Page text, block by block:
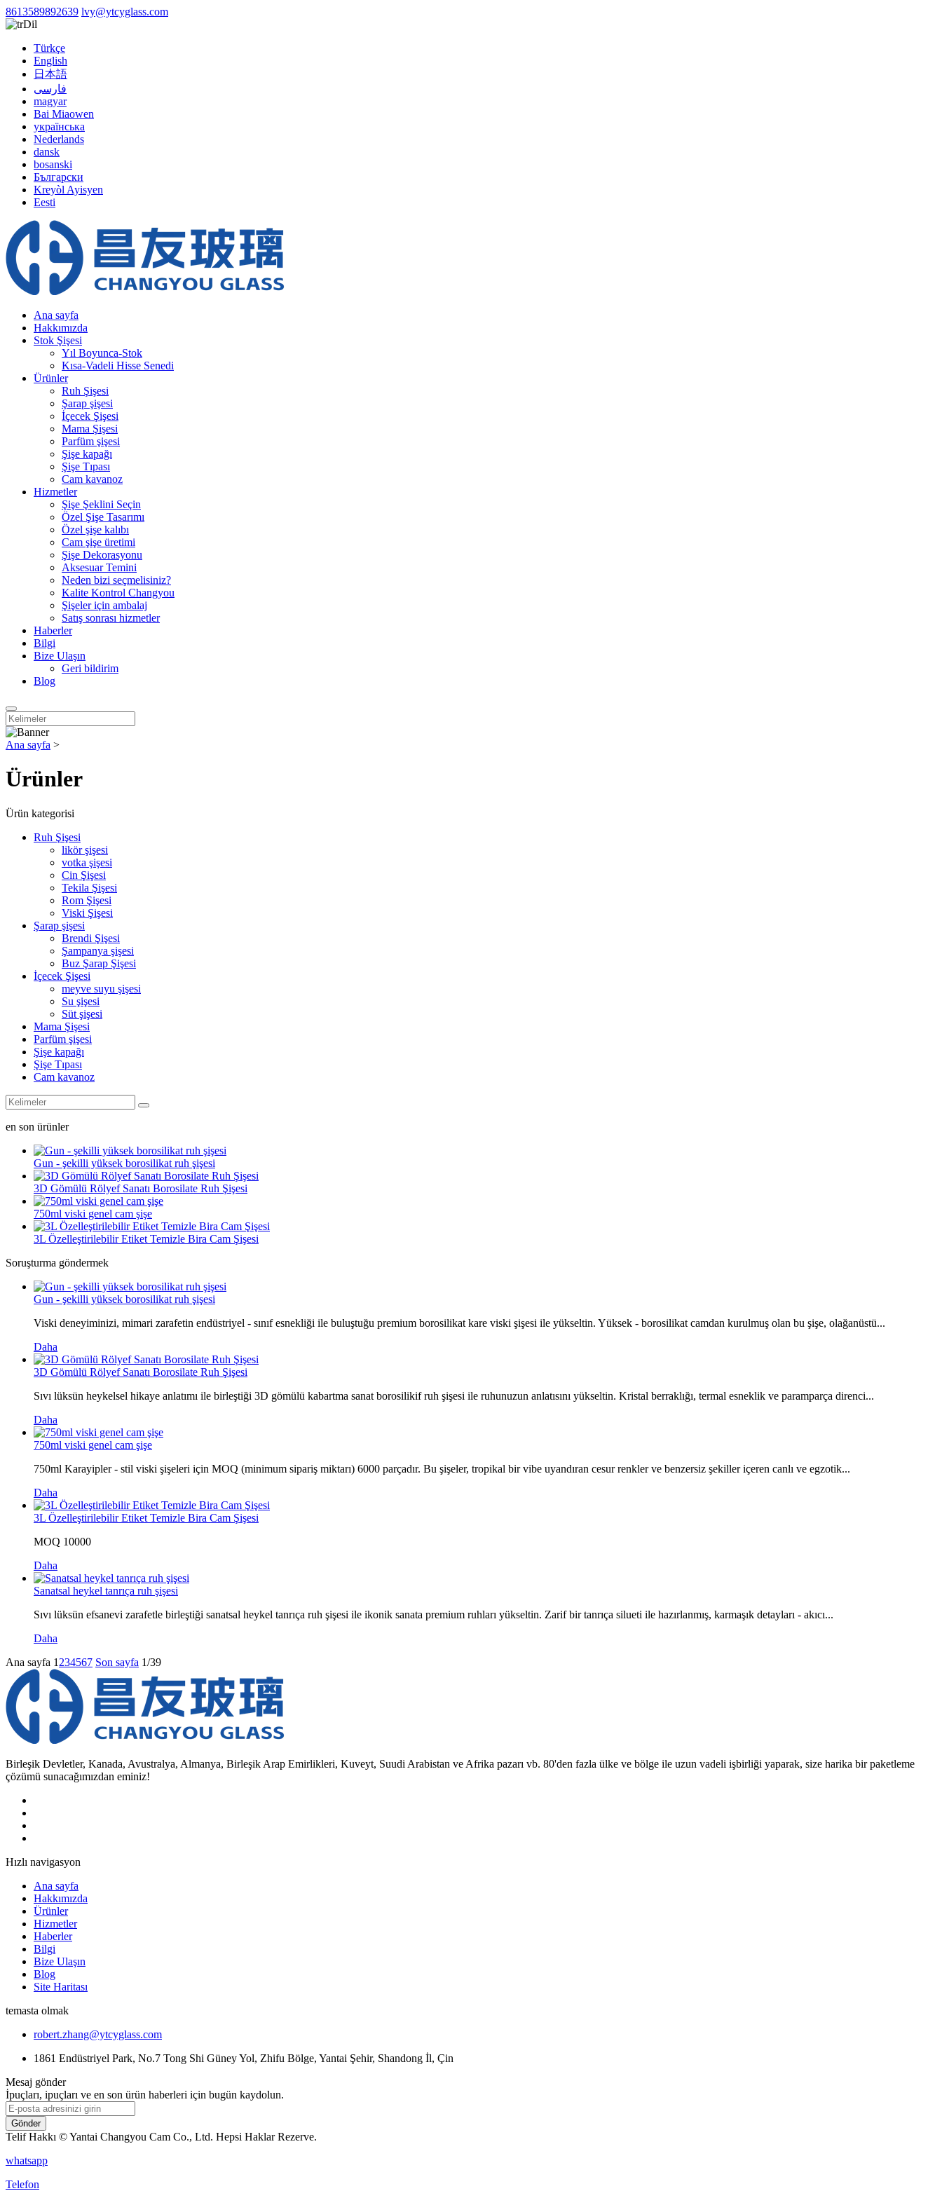
8613589892639 lvy@ytcyglass.com
Dil
Türkçe
English
日本語
فارسی
magyar
Bai Miaowen
українська
Nederlands
dansk
bosanski
Български
Kreyòl Ayisyen
Eesti
Ana sayfa
Hakkımızda
Stok Şişesi
Yıl Boyunca-Stok
Kısa-Vadeli Hisse Senedi
Ürünler
Ruh Şişesi
Şarap şişesi
İçecek Şişesi
Mama Şişesi
Parfüm şişesi
Şişe kapağı
Şişe Tıpası
Cam kavanoz
Hizmetler
Şişe Şeklini Seçin
Özel Şişe Tasarımı
Özel şişe kalıbı
Cam şişe üretimi
Şişe Dekorasyonu
Aksesuar Temini
Neden bizi seçmelisiniz?
Kalite Kontrol Changyou
Şişeler için ambalaj
Satış sonrası hizmetler
Haberler
Bilgi
Bize Ulaşın
Geri bildirim
Blog
Ana sayfa >
Ürünler
Ürün kategorisi
Ruh Şişesi
likör şişesi
votka şişesi
Cin Şişesi
Tekila Şişesi
Rom Şişesi
Viski Şişesi
Şarap şişesi
Brendi Şişesi
Şampanya şişesi
Buz Şarap Şişesi
İçecek Şişesi
meyve suyu şişesi
Su şişesi
Süt şişesi
Mama Şişesi
Parfüm şişesi
Şişe kapağı
Şişe Tıpası
Cam kavanoz
en son ürünler
Gun - şekilli yüksek borosilikat ruh şişesi
3D Gömülü Rölyef Sanatı Borosilate Ruh Şişesi
750ml viski genel cam şişe
3L Özelleştirilebilir Etiket Temizle Bira Cam Şişesi
Soruşturma göndermek
Gun - şekilli yüksek borosilikat ruh şişesi
Viski deneyiminizi, mimari zarafetin endüstriyel - sınıf esnekliği ile buluştuğu premium borosilikat kare viski şişesi ile yükseltin. Yüksek - borosilikat camdan kurulmuş olan bu şişe, olağanüstü...
Daha
3D Gömülü Rölyef Sanatı Borosilate Ruh Şişesi
Sıvı lüksün heykelsel hikaye anlatımı ile birleştiği 3D gömülü kabartma sanat borosilikif ruh şişesi ile ruhunuzun anlatısını yükseltin. Kristal berraklığı, termal esneklik ve paramparça direnci...
Daha
750ml viski genel cam şişe
750ml Karayipler - stil viski şişeleri için MOQ (minimum sipariş miktarı) 6000 parçadır. Bu şişeler, tropikal bir vibe uyandıran cesur renkler ve benzersiz şekiller içeren canlı ve egzotik...
Daha
3L Özelleştirilebilir Etiket Temizle Bira Cam Şişesi
MOQ 10000
Daha
Sanatsal heykel tanrıça ruh şişesi
Sıvı lüksün efsanevi zarafetle birleştiği sanatsal heykel tanrıça ruh şişesi ile ikonik sanata premium ruhları yükseltin. Zarif bir tanrıça silueti ile hazırlanmış, karmaşık detayları - akıcı...
Daha
Ana sayfa 1 234567 Son sayfa 1/39
Birleşik Devletler, Kanada, Avustralya, Almanya, Birleşik Arap Emirlikleri, Kuveyt, Suudi Arabistan ve Afrika pazarı vb. 80'den fazla ülke ve bölge ile uzun vadeli işbirliği yaparak, size harika bir paketleme
çözümü sunacağımızdan eminiz!
Hızlı navigasyon
Ana sayfa
Hakkımızda
Ürünler
Hizmetler
Haberler
Bilgi
Bize Ulaşın
Blog
Site Haritası
temasta olmak
robert.zhang@ytcyglass.com
1861 Endüstriyel Park, No.7 Tong Shi Güney Yol, Zhifu Bölge, Yantai Şehir, Shandong İl, Çin
Mesaj gönder
İpuçları, ipuçları ve en son ürün haberleri için bugün kaydolun.
Gönder
Telif Hakkı © Yantai Changyou Cam Co., Ltd. Hepsi Haklar Rezerve.
whatsapp
Telefon